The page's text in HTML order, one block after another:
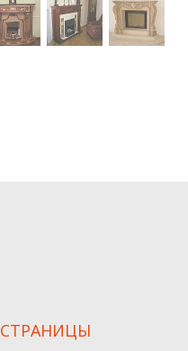
СТРАНИЦЫ